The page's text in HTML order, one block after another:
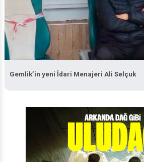
Gemlik’in yeni İdari Menajeri Ali Selçuk